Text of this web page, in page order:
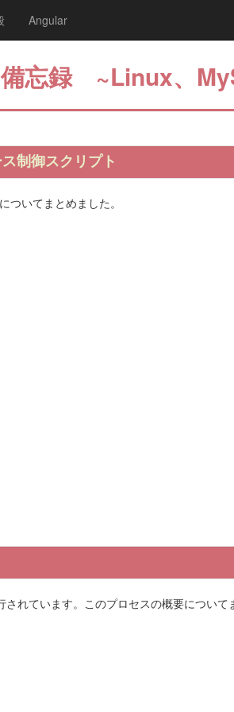
Angular
忘録 ~Linux、
制御スクリプト
いてまとめました。
れています。このプロセスの概要について